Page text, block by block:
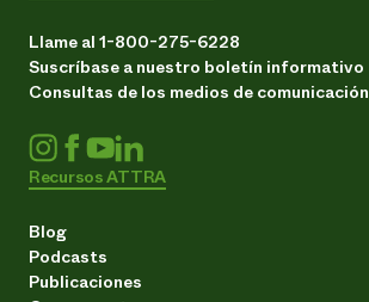
Llame al 1-800-275-6228
Suscríbase a nuestro boletín informativo
Consultas de los medios de comunicación
Recursos ATTRA
Blog
Podcasts
Publicaciones